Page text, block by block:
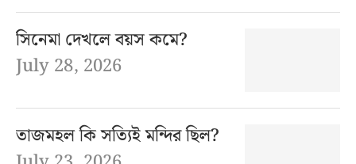
সিনেমা দেখলে বয়স কমে?
July 28, 2026
তাজমহল কি সত্যিই মন্দির ছিল?